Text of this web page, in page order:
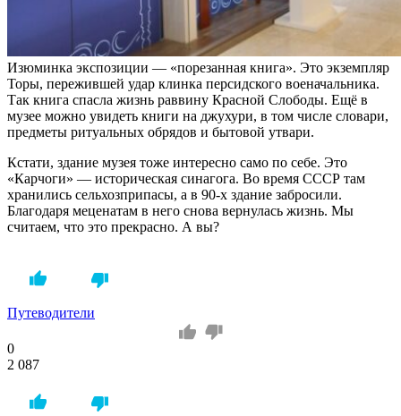
Изюминка экспозиции — «порезанная книга». Это экземпляр
Торы, пережившей удар клинка персидского военачальника.
Так книга спасла жизнь раввину Красной Слободы. Ещё в
музее можно увидеть книги на джухури, в том числе словари,
предметы ритуальных обрядов и бытовой утвари.
Кстати, здание музея тоже интересно само по себе. Это
«Карчоги» — историческая синагога. Во время СССР там
хранились сельхозприпасы, а в 90-х здание забросили.
Благодаря меценатам в него снова вернулась жизнь. Мы
считаем, что это прекрасно. А вы?
Путеводители
0
2 087